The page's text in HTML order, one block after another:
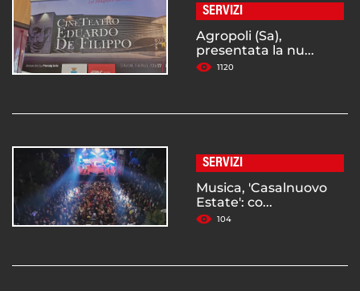
SERVIZI
Agropoli (Sa),
presentata la nu...
1120
SERVIZI
Musica, 'Casalnuovo
Estate': co...
104